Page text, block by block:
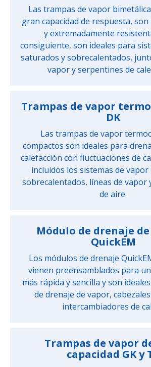
Las trampas de vapor
gran capacidad de respuesta,
y extremadamente
consiguiente, son ideales para
saturados y sobrecalentados,
vapor y serpentines de
Trampas de vapor
DK
Las trampas de vapor
compactos son ideales para
calefacción con fluctuaciones de
incluidos los sistemas de
sobrecalentados, líneas de vapor
de aire.
Módulo de drenaje
QuickEM
Los módulos de drenaje
vienen preensamblados para
más rápida y sencilla y son
de drenaje de vapor,
intercambiadores de
Trampas de vapor
capacidad GK y